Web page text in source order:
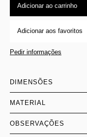
Adicionar ao carrinho
Adicionar aos favoritos
Pedir informações
DIMENSÕES
MATERIAL
OBSERVAÇÕES